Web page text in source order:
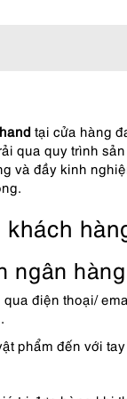
tại cửa hàng
qua quy trình
và đầy kinh
ngân
điện thoại/
phẩm đến với